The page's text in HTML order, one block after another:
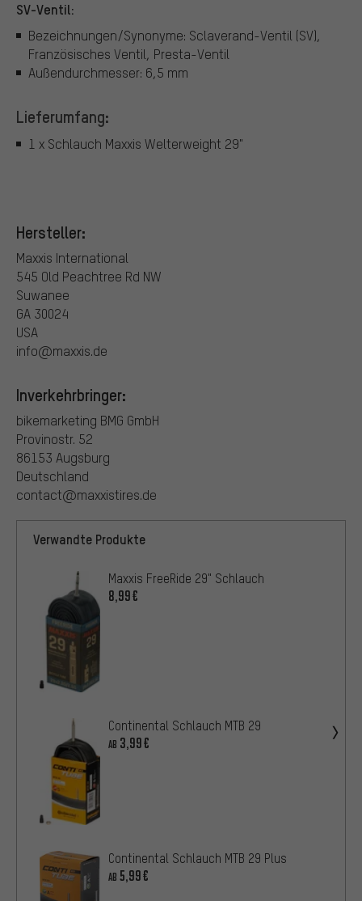
SV-Ventil:
Bezeichnungen/Synonyme: Sclaverand-Ventil (SV),
Französisches Ventil, Presta-Ventil
Außendurchmesser: 6,5 mm
Lieferumfang:
1 x Schlauch Maxxis Welterweight 29"
Hersteller:
Maxxis International
545 Old Peachtree Rd NW
Suwanee
GA 30024
USA
info@maxxis.de
Inverkehrbringer:
bikemarketing BMG GmbH
Provinostr. 52
86153 Augsburg
Deutschland
contact@maxxistires.de
Verwandte Produkte
Maxxis FreeRide 29" Schlauch
8,99€
Continental Schlauch MTB 29
AB 3,99€
Continental Schlauch MTB 29 Plus
AB 5,99€